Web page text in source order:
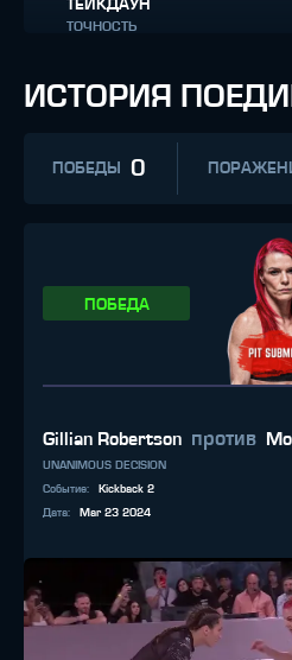
ТЕЙКДАУН
ТОЧНОСТЬ
ИСТОРИЯ
ПОБЕДЫ 0
ПОБЕДА
Gillian Robertson против
UNANIMOUS DECISION
Событие:
Kickback 2
Дата: Mar 23 2024